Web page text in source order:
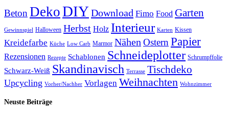
Beton DekoDIYDownload Fimo Food Garten
Gewinnspiel Halloween Herbst Holz Interieur Karten Kissen
Kreidefarbe Küche Low Carb Marmor Nähen Ostern Papier
Rezensionen Rezepte Schablonen Schneideplotter Schrumpffolie
Schwarz-Weiß Skandinavisch Terrasse Tischdeko
Upcycling Vorher/Nachher Vorlagen Weihnachten Wohnzimmer
Neuste Beiträge